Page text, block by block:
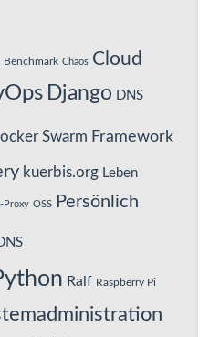
Benchmark Chaos Cloud
Django DNS
Swarm Framework
kuerbis.org Leben
Proxy OSS Persönlich
Ralf Raspberry Pi